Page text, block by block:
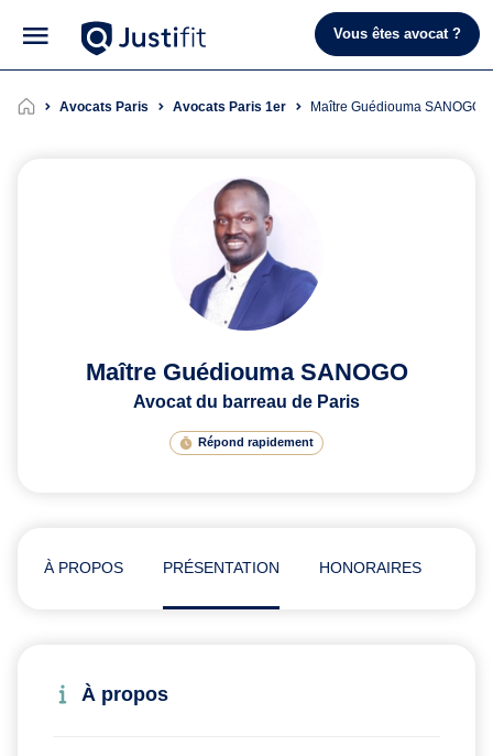
Vous êtes avocat ?
Avocats Paris Avocats Paris 1er Maître Guédiouma SANOGO
Maître Guédiouma SANOGO
Avocat du barreau de Paris
Répond rapidement
À PROPOS PRÉSENTATION HONORAIRES
À propos